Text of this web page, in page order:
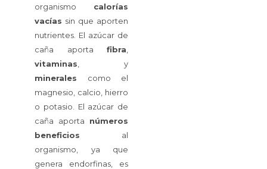
organismo calorías
vacías sin que aporten
nutrientes. El azúcar de
caña aporta fibra
vitaminas , y
minerales como el
magnesio, calcio, hierro
o potasio. El azúcar de
caña aporta números
beneficios al
organismo, ya que
genera endorfinas, es